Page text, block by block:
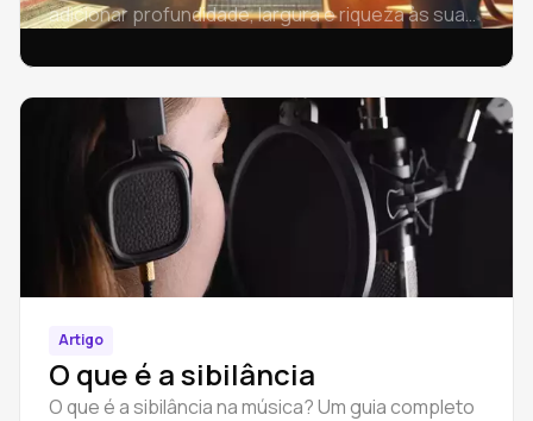
adicionar profundidade, largura e riqueza às suas
para obter resultados profissionais.
Artigo
O que é a sibilância
O que é a sibilância na música? Um guia completo